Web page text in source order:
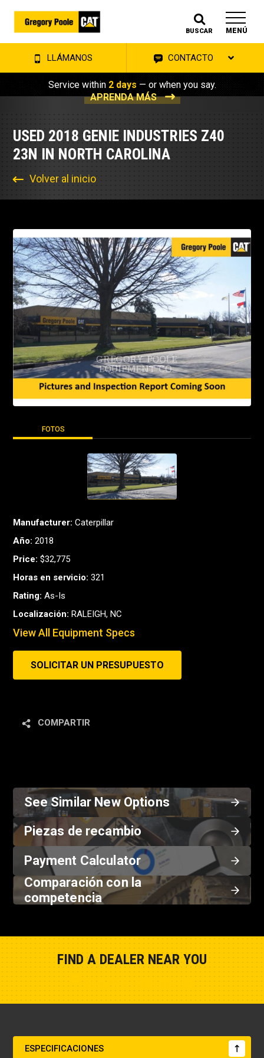
BUSCAR MENÚ
LLÁMANOS CONTACTO
Service within 2 days — or when you say.
APRENDA MÁS
USED 2018 GENIE INDUSTRIES Z40
23N IN NORTH CAROLINA
Volver al inicio
FOTOS
Manufacturer: Caterpillar
Año: 2018
Price: $32,775
Horas en servicio: 321
Rating: As-Is
Localización: RALEIGH, NC
View All Equipment Specs
SOLICITAR UN PRESUPUESTO
COMPARTIR
See Similar New Options
Piezas de recambio
Payment Calculator
Comparación con la
competencia
FIND A DEALER NEAR YOU
ESPECIFICACIONES